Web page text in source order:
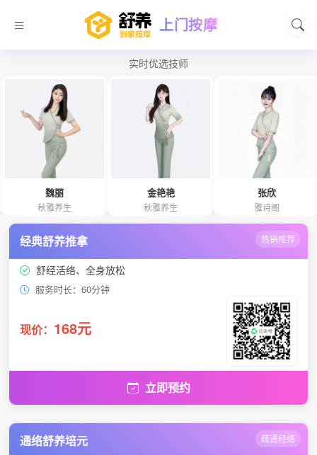
上门按摩
实时优选技师
秋雅养生 秋雅养生
经典舒养推拿 热销推荐
舒经活络、全身放松
服务时长：60分钟
现价： 168元
立即预约
通络舒养培元 疏通经络